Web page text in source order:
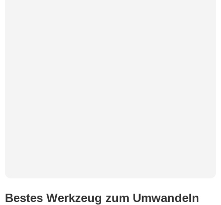
Bestes Werkzeug zum Umwandeln